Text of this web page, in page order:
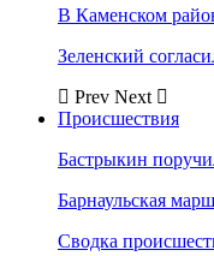
В Каменском
Зеленский
Prev Next
Происшествия
Бастрыкин
Барнаульская
Сводка